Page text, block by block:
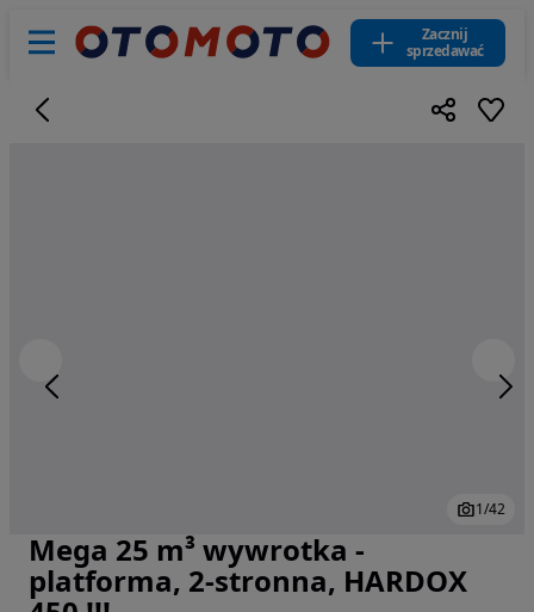
Zacznij
sprzedawać
Zdjęcie 1 z 42
1/42
Mega 25 m³ wywrotka -
platforma, 2-stronna, HARDOX